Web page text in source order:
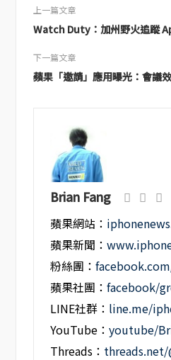
上一篇文章
Watch Duty：加州野火追蹤
下一篇文章
蘋果「邀請」應用曝光：會議
Brian Fang
蘋果網站：
蘋果新聞：
粉絲團：
蘋果社團：facebook/
LINE社群： line.me/
YouTube：youtube/
Threads：